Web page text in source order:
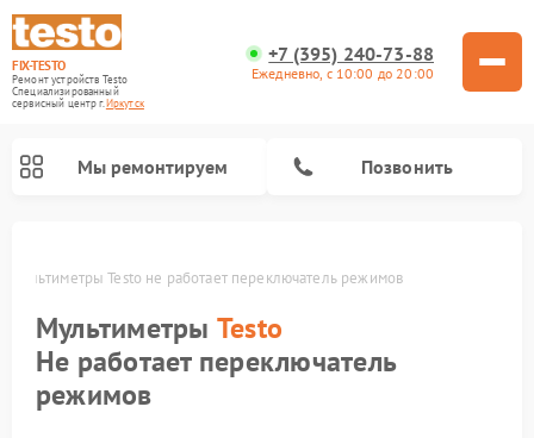
FIX-TESTO
Ремонт устройств Testo
Специализированный
cервисный центр г.Иркутск
+7 (395) 240-73-88
Ежедневно, с 10:00 до 20:00
Мы ремонтируем Позвонить
Мультиметры Testo не работает переключатель режимов
Мультиметры Testo
Не работает переключатель
режимов